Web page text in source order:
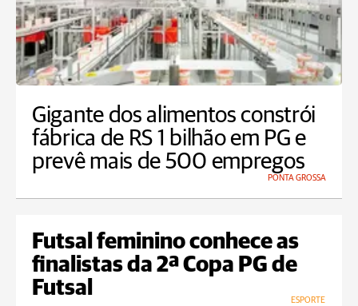
Gigante dos alimentos constrói
fábrica de RS 1 bilhão em PG e
prevê mais de 500 empregos
PONTA GROSSA
Futsal feminino conhece as
finalistas da 2ª Copa PG de
Futsal
ESPORTE